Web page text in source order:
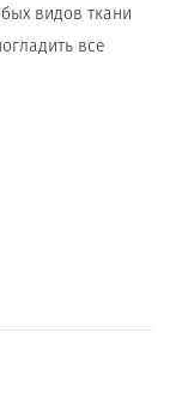
видов ткани
все